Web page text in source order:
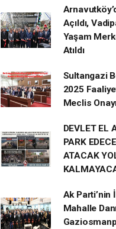
Açıldı,
Yaşam
Atıldı
Sultangazi
2025
Meclis
DEVLET EL
PARK
ATACAK
Ak Parti’nin
Mahalle